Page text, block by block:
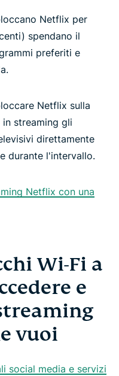
Netflix per
spendano il
preferiti e
Netflix sulla
streaming gli
direttamente
durante l'intervallo.
Netflix con una
Wi-Fi a
e
vuoi
social media e servizi